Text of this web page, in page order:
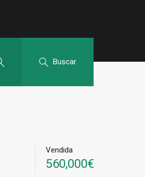
Buscar
Vendida
560,000€